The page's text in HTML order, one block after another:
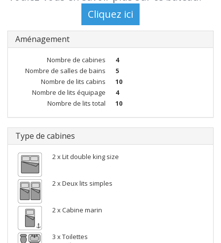
Aménagement
Nombre de cabines
4
Nombre de salles de bains
5
Nombre de lits cabins
10
Nombre de lits équipage
4
Nombre de lits total
10
Type de cabines
2 x Lit double king size
2 x Deux lits simples
2 x Cabine marin
3 x Toilettes